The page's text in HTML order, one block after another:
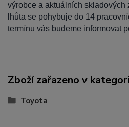
výrobce a aktuálních skladových
lhůta se pohybuje do 14
termínu vás budeme informovat
Zboží zařazeno v
Toyota